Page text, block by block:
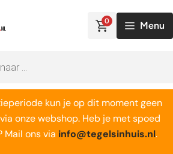
0 Menu
kun je op dit moment geen
onze webshop. Heb je met spoed
Mail ons via info@tegelsinhuis.nl.